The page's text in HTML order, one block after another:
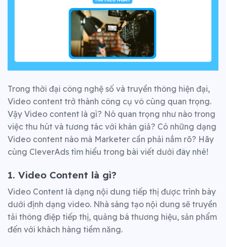
Trong thời đại công nghệ số và truyền thông hiện đại,
Video content trở thành công cụ vô cùng quan trọng.
Vậy Video content là gì? Nó quan trọng như nào trong
việc thu hút và tương tác với khán giả? Có những dạng
Video content nào mà Marketer cần phải nắm rõ? Hãy
cùng CleverAds tìm hiểu trong bài viết dưới đây nhé!
1. Video Content là gì?
Video Content là dạng nội dung tiếp thị được trình bày
dưới định dạng video. Nhà sáng tạo nội dung sẽ truyền
tải thông điệp tiếp thị, quảng bá thương hiệu, sản phẩm
đến với khách hàng tiềm năng.